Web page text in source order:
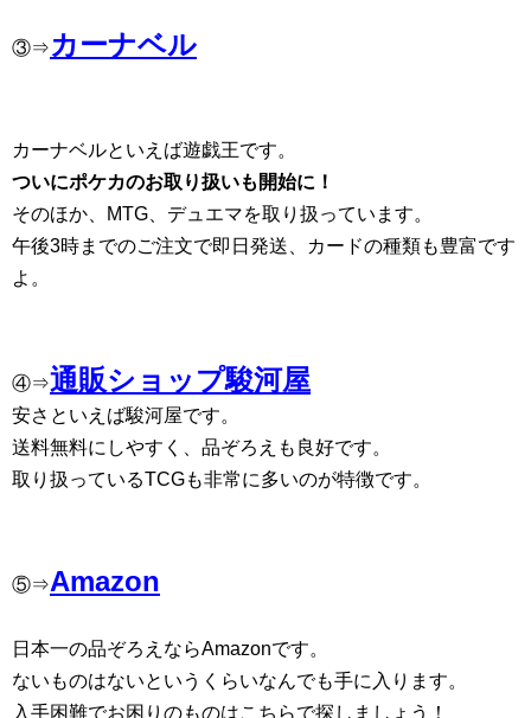
③⇒ カーナベル
カーナベルといえば遊戯王です。
ついにポケカのお取り扱いも開始に！
そのほか、MTG、デュエマを取り扱っています。
午後3時までのご注文で即日発送、カードの種類も豊富です
よ。
④⇒通販ショップ駿河屋
安さといえば駿河屋です。
送料無料にしやすく、品ぞろえも良好です。
取り扱っているTCGも非常に多いのが特徴です。
⑤⇒Amazon
日本一の品ぞろえならAmazonです。
ないものはないというくらいなんでも手に入ります。
入手困難でお困りのものはこちらで探しましょう！